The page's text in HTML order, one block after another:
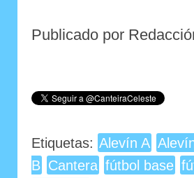
Publicado por
Etiquetas: Alevín A
B Cantera fútbol base